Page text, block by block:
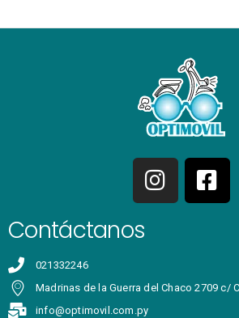
Contáctanos
021332246
Madrinas de la Guerra del Chaco 2709 c/
info@optimovil.com.py